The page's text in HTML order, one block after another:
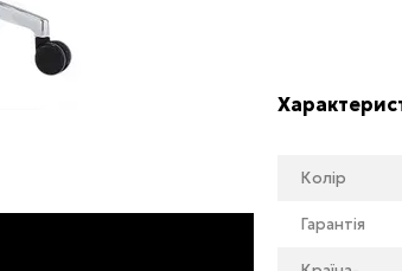
Колір
Гарантія